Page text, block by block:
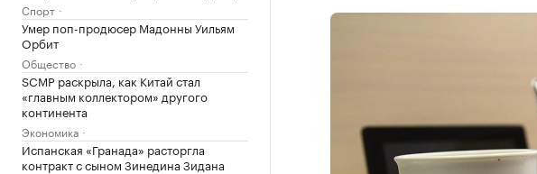
Спорт
Умер поп-продюсер Мадонны Уильям
Орбит
Общество
SCMP раскрыла, как Китай стал
«главным коллектором» другого
континента
Экономика
Испанская «Гранада» расторгла
контракт с сыном Зинедина Зидана